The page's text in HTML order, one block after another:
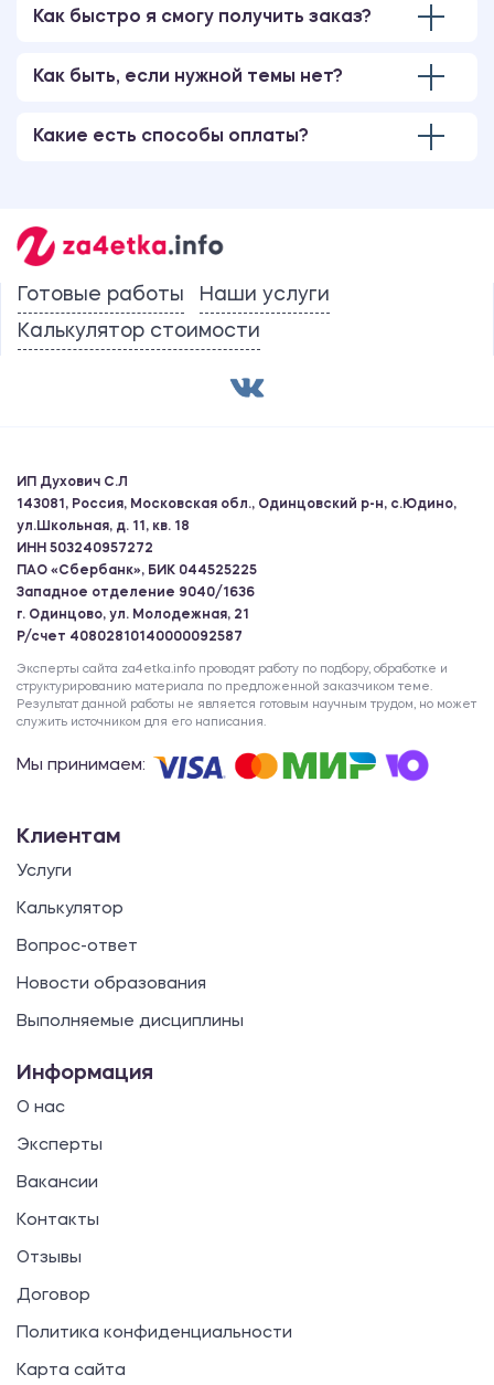
Как быстро я смогу получить заказ?
Как быть, если нужной темы нет?
Какие есть способы оплаты?
Готовые работы
Наши услуги
Калькулятор стоимости
ИП Духович С.Л
143081, Россия, Московская обл., Одинцовский р-н, с.Юдино,
ул.Школьная, д. 11, кв. 18
ИНН 503240957272
ПАО «Сбербанк», БИК 044525225
Западное отделение 9040/1636
г. Одинцово, ул. Молодежная, 21
Р/счет 40802810140000092587
Эксперты сайта za4etka.info проводят работу по подбору, обработке и
структурированию материала по предложенной заказчиком теме.
Результат данной работы не является готовым научным трудом, но может
служить источником для его написания.
Мы принимаем:
Клиентам
Услуги
Калькулятор
Вопрос-ответ
Новости образования
Выполняемые дисциплины
Информация
О нас
Эксперты
Вакансии
Контакты
Отзывы
Договор
Политика конфиденциальности
Карта сайта